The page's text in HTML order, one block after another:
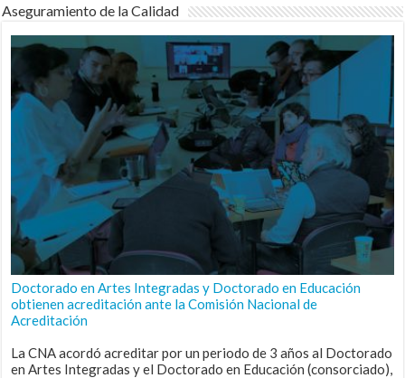
Aseguramiento de la Calidad
Doctorado en Artes Integradas y Doctorado en Educación
obtienen acreditación ante la Comisión Nacional de
Acreditación
La CNA acordó acreditar por un periodo de 3 años al Doctorado
en Artes Integradas y el Doctorado en Educación (consorciado),